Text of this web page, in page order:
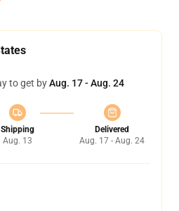
to get byAug. 17 - Aug. 24
Shipping
Aug. 13
Delivered
Aug. 17 - Aug. 24